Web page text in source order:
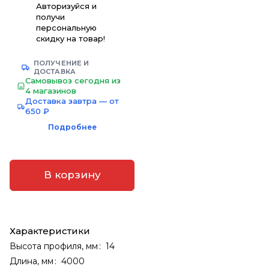
Авторизуйся и
получи
персональную
скидку на товар!
ПОЛУЧЕНИЕ И
ДОСТАВКА
Самовывоз сегодня из
4 магазинов
Доставка завтра — от
650 ₽
Подробнее
В корзину
Характеристики
Высота профиля, мм : 14
Длина, мм : 4000